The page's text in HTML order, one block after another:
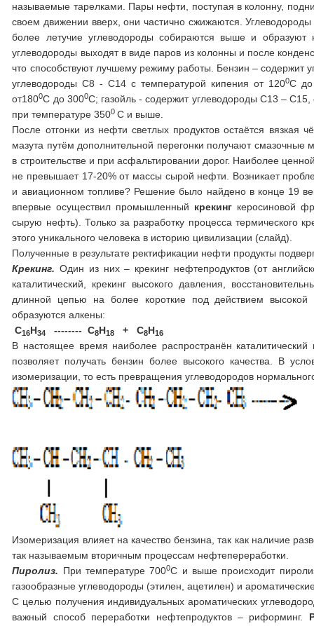
называемые тарелками. Пары нефти, поступая в колонну,
своем движении вверх, они частично сжижаются.
более летучие углеводороды собираются выше и
углеводороды выходят в виде паров из колонны и после
что способствуют лучшему режиму работы. Бензин – содержит
углеводороды С8 - С14 с температурой кипения от 1200С до
от1800С до 3000С; газойль - содержит углеводороды С13 – С15,
при температуре 3500 С и выше.
После отгонки из нефти светлых продуктов остаётся вязкая
мазута путём дополнительной перегонки получают
в строительстве и при асфальтировании дорог. Наиболее
не превышает 17-20% от массы сырой нефти. Возникает
и авиационном топливе? Решение было найдено в конце 19
впервые осуществил промышленный крекингкеросиновой
сырую нефть). Только за разработку процесса термического
этого уникального человека в историю цивилизации (слайд).
Полученные в результате ректификации нефти продукты
Крекинг. Один из них – крекинг нефтепродуктов (от
каталитический, крекинг высокого давления,
длинной цепью на более короткие под действием высокой
образуются алкены:
С16Н34 -------- С8Н18+ С8Н16
В настоящее время наиболее распространён
позволяет получать бензин более высокого качества. В
изомеризации, то есть превращения углеводородов
Изомеризация влияет на качество бензина, так как наличие
так называемым вторичным процессам нефтепереработки.
Пиролиз. При температуре 7000С и выше происходит
газообразные углеводороды (этилен, ацетилен) и
С целью получения индивидуальных ароматических
важный способ переработки нефтепродуктов – риформинг.